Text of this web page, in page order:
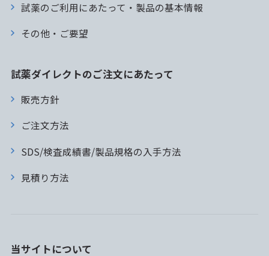
試薬のご利用にあたって・製品の基本情報
その他・ご要望
試薬ダイレクトのご注文にあたって
販売方針
ご注文方法
SDS/検査成績書/製品規格の入手方法
見積り方法
当サイトについて